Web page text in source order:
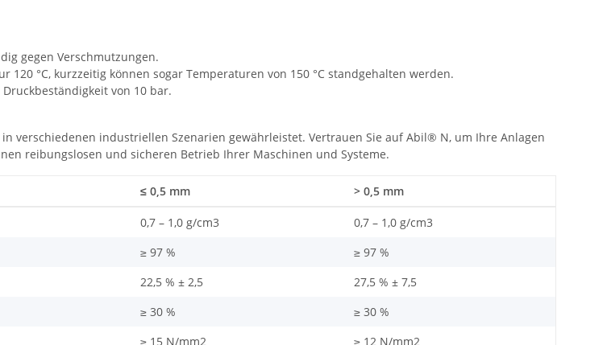
gegen Verschmutzungen.
°C, kurzzeitig können sogar Temperaturen von 150 °C standgehalten werden.
von 10 bar.
verschiedenen industriellen Szenarien gewährleistet. Vertrauen Sie auf Abil® N, um Ihre Anlagen
reibungslosen und sicheren Betrieb Ihrer Maschinen und Systeme.
≤ 0,5 mm > 0,5 mm
0,7 – 1,0 g/cm3
0,7 – 1,0 g/cm3
≥ 97 %
≥ 97 %
22,5 % ± 2,5
27,5 % ± 7,5
≥ 30 %
≥ 30 %
≥ 15 N/mm2
≥ 12 N/mm2